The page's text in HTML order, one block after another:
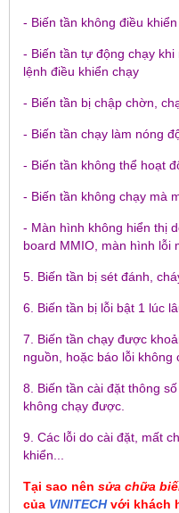
- Biến tần không điều
- Biến tần tự động chạy
lệnh điều khiển chạy
- Biến tần bị chập chờn,
- Biến tần chạy làm nóng
- Biến tần không thể hoạt
- Biến tần không chạy mà
- Màn hình không hiển thị
board MMIO, màn hình lỗi
5. Biến tần bị sét đánh,
6. Biến tần bị lỗi bật 1 lúc
7. Biến tần chạy được
nguồn, hoặc báo lỗi không
8. Biến tần cài đặt thông
không chạy được.
9. Các lỗi do cài đặt, mất
khiển...
Tại sao nên sửa chữa
của VINITECHvới khách